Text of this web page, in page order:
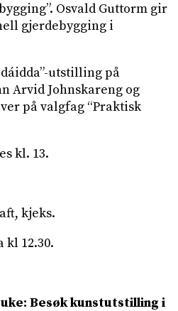
Osvald Guttorm gir
gjerdebygging i
utstilling på
Arvid Johnskareng og
på valgfag “Praktisk
kl. 13.
kjeks.
kl 12.30.
Besøk kunstutstilling i